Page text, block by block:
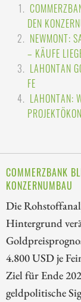
DEN
NEWMONT:
– KÄUFE
LAHONTAN
FE
LAHONTAN:
COMMERZBANK
KONZERNUMBAU
Die
Hintergrund
4.800 USD je
Ziel für Ende
geldpolitische